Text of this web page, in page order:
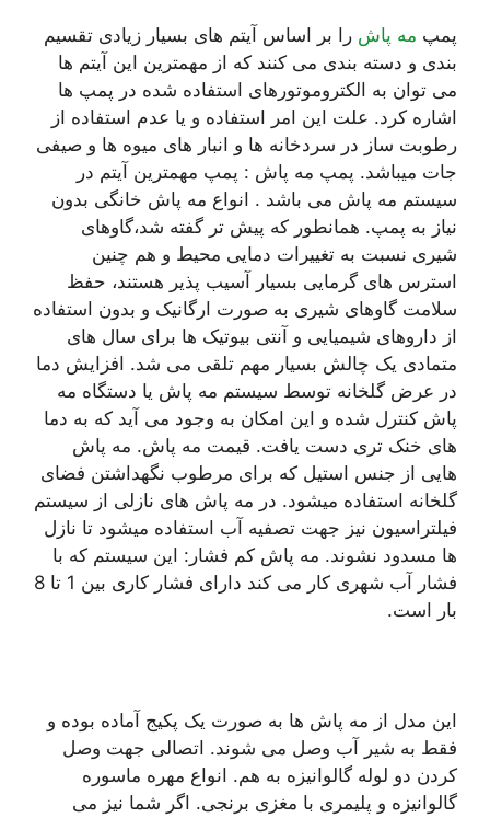
پمپ مه پاش را بر اساس آیتم های بسیار زیادی تقسیم
بندی و دسته بندی می کنند که از مهمترین این آیتم ها
می توان به الکتروموتورهای استفاده شده در پمپ ها
اشاره کرد. علت این امر استفاده و یا عدم استفاده از
رطوبت ساز در سردخانه ها و انبار های میوه ها و صیفی
جات میباشد. پمپ مه پاش : پمپ مهمترین آیتم در
سیستم مه پاش می باشد . انواع مه پاش خانگی بدون
نیاز به پمپ. همانطور که پیش تر گفته شد،گاوهای
شیری نسبت به تغییرات دمایی محیط و هم چنین
استرس های گرمایی بسیار آسیب پذیر هستند، حفظ
سلامت گاوهای شیری به صورت ارگانیک و بدون استفاده
از داروهای شیمیایی و آنتی بیوتیک ها برای سال های
متمادی یک چالش بسیار مهم تلقی می شد. افزایش دما
در عرض گلخانه توسط سیستم مه پاش یا دستگاه مه
پاش کنترل شده و این امکان به وجود می آید که به دما
های خنک تری دست یافت. قیمت مه پاش. مه پاش
هایی از جنس استیل که برای مرطوب نگهداشتن فضای
گلخانه استفاده میشود. در مه پاش های نازلی از سیستم
فیلتراسیون نیز جهت تصفیه آب استفاده میشود تا نازل
ها مسدود نشوند. مه پاش کم فشار: این سیستم که با
فشار آب شهری کار می کند دارای فشار کاری بین 1 تا 8
بار است.
این مدل از مه پاش ها به صورت یک پکیج آماده بوده و
فقط به شیر آب وصل می شوند. اتصالی جهت وصل
کردن دو لوله گالوانیزه به هم. انواع مهره ماسوره
گالوانیزه و پلیمری با مغزی برنجی. اگر شما نیز می